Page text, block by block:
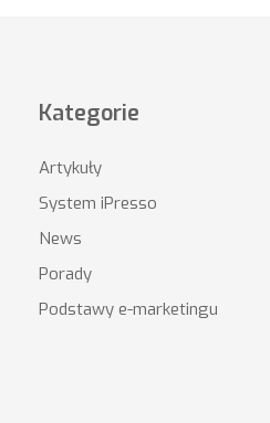
Kategorie
Artykuły
System iPresso
News
Porady
Podstawy e-marketingu